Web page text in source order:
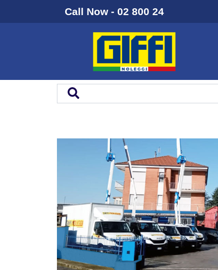
Call Now - 02 800 24